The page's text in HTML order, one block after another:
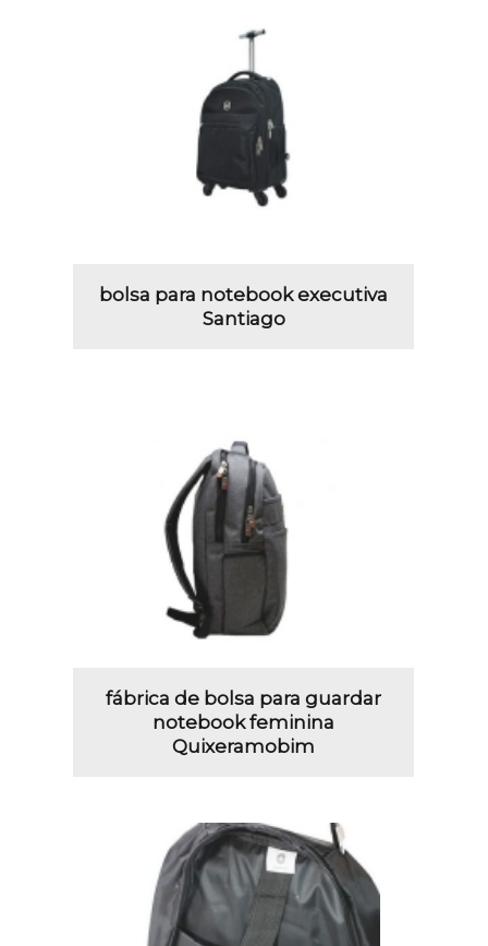
bolsa para notebook executiva
Santiago
fábrica de bolsa para guardar
notebook feminina
Quixeramobim